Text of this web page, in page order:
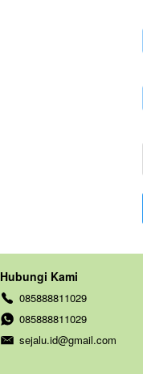
Hubungi Kami
085888811029
085888811029
sejalu.id@gmail.com